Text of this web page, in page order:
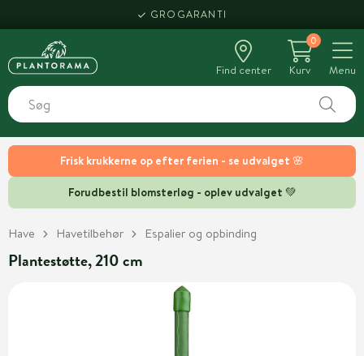
Frisk krukkerne op efter ferien - se udvalget 🌸
Forudbestil blomsterløg - oplev udvalget 💚
GROGARANTI
Find center
0
Kurv
Menu
Have Havetilbehør Espalier og opbinding
Plantestøtte, 210 cm